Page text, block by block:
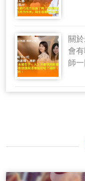
關
會
師一